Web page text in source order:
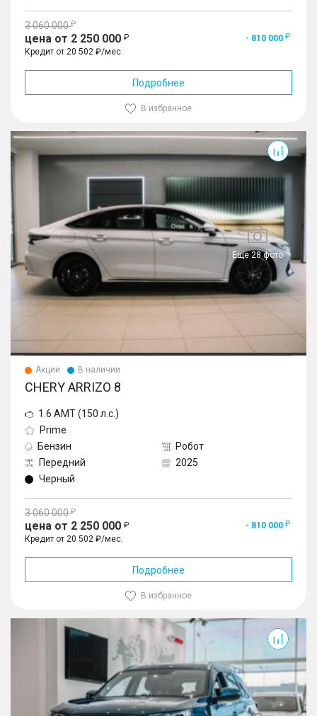
3 060 000
цена от 2 250 000
- 810 000
Кредит от 20 502 ₽/мес.
Подробнее
В избранное
Еще 28 фото
Arrizo 8
Акции В наличии
CHERY ARRIZO 8
1.6 AMT (150 л.с.)
Prime
Бензин
Робот
Передний
2025
Черный
3 060 000
цена от 2 250 000
- 810 000
Кредит от 20 502 ₽/мес.
Подробнее
В избранное